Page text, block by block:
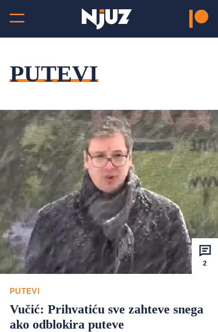
PUTEVI
2
PUTEVI
Vučić: Prihvatiću sve zahteve snega
ako odblokira puteve